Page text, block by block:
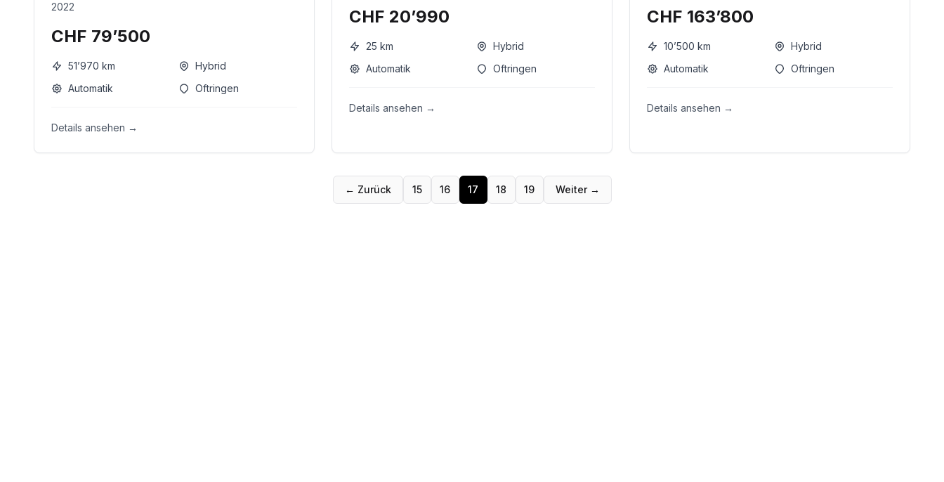
2022
CHF 79’500
51’970 km
Hybrid
Automatik
Oftringen
Details ansehen →
CHF 20’990
25 km
Hybrid
Automatik
Oftringen
Details ansehen →
CHF 163’800
10’500 km
Hybrid
Automatik
Oftringen
Details ansehen →
← Zurück 15 16 17 18 19 Weiter →